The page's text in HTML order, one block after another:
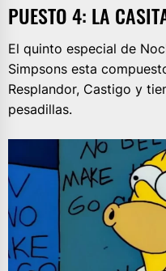
PUESTO 4: LA
El quinto especial de
Simpsons esta
Resplandor, Castigo y
pesadillas.